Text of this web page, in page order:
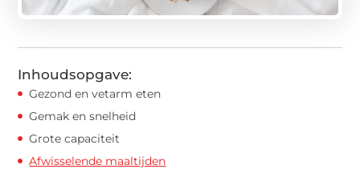
Inhoudsopgave:
Gezond en vetarm eten
Gemak en snelheid
Grote capaciteit
Afwisselende maaltijden